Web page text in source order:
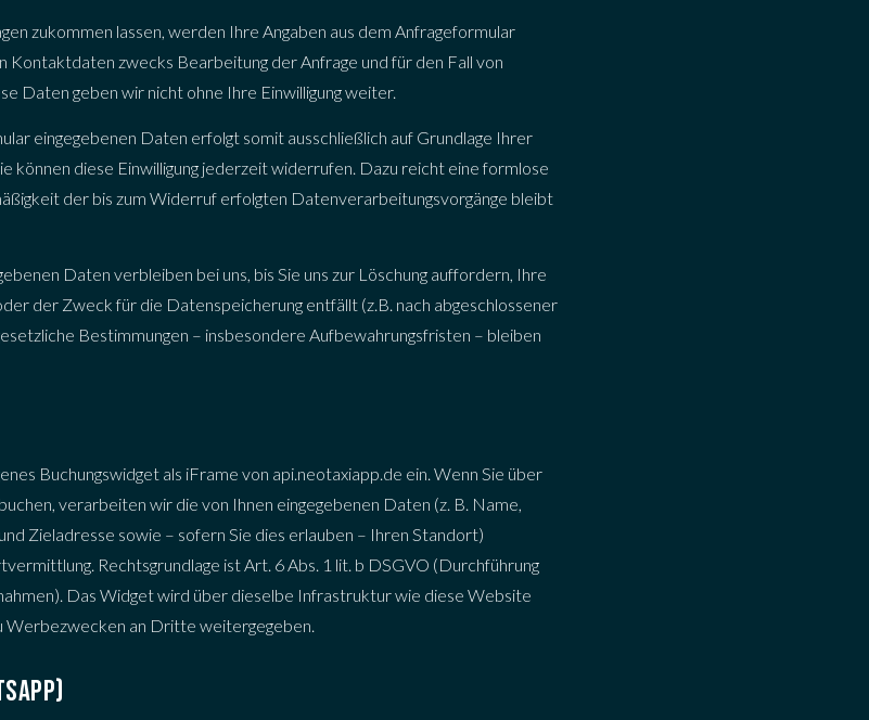
zukommen lassen, werden Ihre Angaben aus dem Anfrageformular
Kontaktdaten zwecks Bearbeitung der Anfrage und für den Fall von
Daten geben wir nicht ohne Ihre Einwilligung weiter.
eingegebenen Daten erfolgt somit ausschließlich auf Grundlage Ihrer
können diese Einwilligung jederzeit widerrufen. Dazu reicht eine formlose
der bis zum Widerruf erfolgten Datenverarbeitungsvorgänge bleibt
Daten verbleiben bei uns, bis Sie uns zur Löschung auffordern, Ihre
der Zweck für die Datenspeicherung entfällt (z.B. nach abgeschlossener
Bestimmungen – insbesondere Aufbewahrungsfristen – bleiben
Buchungswidget als iFrame von api.neotaxiapp.de ein. Wenn Sie über
verarbeiten wir die von Ihnen eingegebenen Daten (z. B. Name,
Zieladresse sowie – sofern Sie dies erlauben – Ihren Standort)
Rechtsgrundlage ist Art. 6 Abs. 1 lit. b DSGVO (Durchführung
Das Widget wird über dieselbe Infrastruktur wie diese Website
an Dritte weitergegeben.